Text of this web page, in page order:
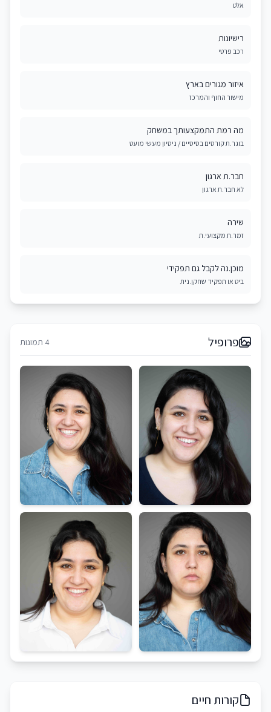
אלט
רישיונות
רכב פרטי
איזור מגורים בארץ
מישור החוף והמרכז
מה רמת התמקצעותך במשחק
בוגר.ת קורסים בסיסיים / ניסיון מעשי מועט
חבר.ת ארגון
לא חבר.ת ארגון
שירה
זמר.ת מקצועי.ת
מוכן.נה לקבל גם תפקידי
ביט או תפקיד שחקן.נית
פרופיל 4 תמונות
קורות חיים